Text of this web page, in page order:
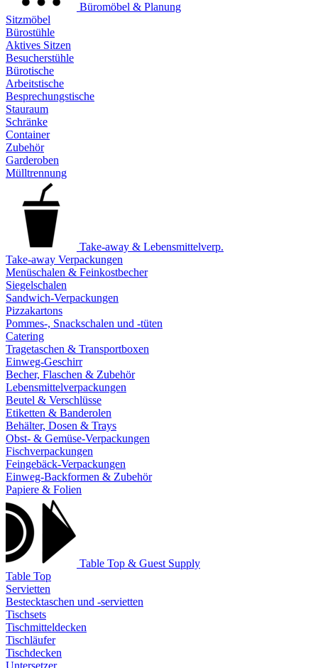
Büromöbel & Planung
Sitzmöbel
Bürostühle
Aktives Sitzen
Besucherstühle
Bürotische
Arbeitstische
Besprechungstische
Stauraum
Schränke
Container
Zubehör
Garderoben
Mülltrennung
Take-away & Lebensmittelverp.
Take-away Verpackungen
Menüschalen & Feinkostbecher
Siegelschalen
Sandwich-Verpackungen
Pizzakartons
Pommes-, Snackschalen und -tüten
Catering
Tragetaschen & Transportboxen
Einweg-Geschirr
Becher, Flaschen & Zubehör
Lebensmittelverpackungen
Beutel & Verschlüsse
Etiketten & Banderolen
Behälter, Dosen & Trays
Obst- & Gemüse-Verpackungen
Fischverpackungen
Feingebäck-Verpackungen
Einweg-Backformen & Zubehör
Papiere & Folien
Table Top & Guest Supply
Table Top
Servietten
Bestecktaschen und -servietten
Tischsets
Tischmitteldecken
Tischläufer
Tischdecken